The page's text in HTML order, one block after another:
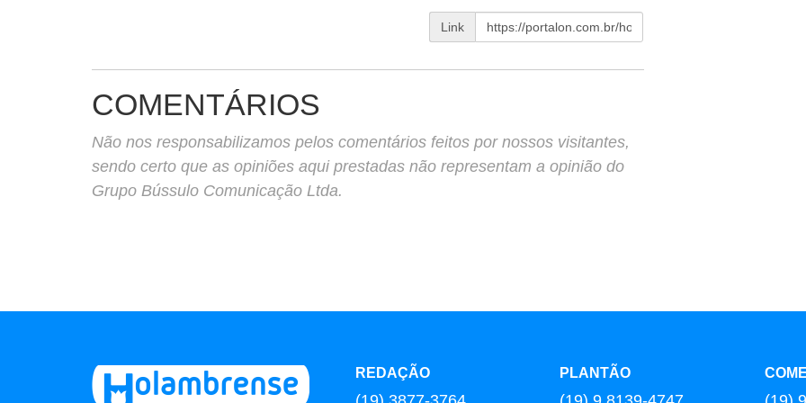
Link
COMENTÁRIOS
Não nos responsabilizamos pelos comentários feitos por nossos visitantes,
sendo certo que as opiniões aqui prestadas não representam a opinião do
Grupo Bússulo Comunicação Ltda.
REDAÇÃO PLANTÃO